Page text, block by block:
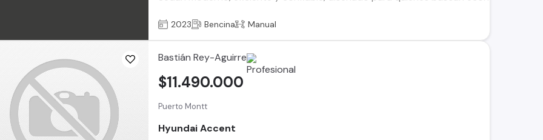
2023 Bencina Manual
Bastián Rey-Aguirre
Puerto Montt
Hyundai Accent
$11.490.000